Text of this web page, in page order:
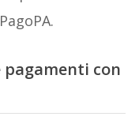
pagamenti con